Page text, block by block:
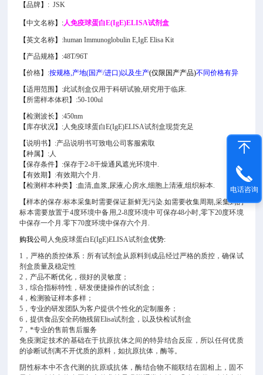
【品牌】 : JSK
【中文名称】 :人免疫球蛋白E(IgE)ELISA试剂盒
【英文名称】 :human Immunoglobulin E,IgE Elisa Kit
【 产品规格】 :48T/96T
【价格】 :按规格,产地(国产/进口)以及生产(仅限国产产品)不同价格有异
【适用范围 】 :此试剂盒仅用于科研试验,研究用于临床.
【 所需样本体积 】 :50-100ul
【检测波长 】 :450nm
【 库存状况】 :人免疫球蛋白E(IgE)ELISA试剂盒现货充足
【说明书】 :产品说明书可致电公司客服索取
【种属】 :人
【保存条件】 :保存于2-8干燥通风遮光环境中.
【有效期 】 :有效期六个月.
【检测样本种类】 :血清,血浆,尿液,心房水,细胞上清液,组织标本.
【样本的保存:标本采集时需要保证新鲜无污染.如需要收集周期,采集到的
标本需要放置于4度环境中备用,2-8度环境中可保存48小时,零下20度环境
中保存一个月.零下70度环境中保存六个月.
购我公司 人免疫球蛋白E(IgE)ELISA试剂盒优势:
1，严格的质控体系：所有试剂盒从原料到成品经过严格的质控，确保试
剂盒质量及稳定性
2，产品不断优化，很好的灵敏度；
3，综合指标特性，研发便捷操作的试剂盒；
4，检测验证样本多样；
5，专业的研发团队为客户提供个性化的定制服务；
6，提供食品安全药物残留Elisa试剂盒，以及快检试剂盒
7，*专业的售前售后服务
免疫测定技术的基础在于抗原抗体之间的特异结合反应，所以任何优质
的诊断试剂离不开优质的原料，如抗原抗体，酶等。
阴性标本中不含代测的抗原或抗体，酶结合物不能联结在固相上，固不
电话咨询